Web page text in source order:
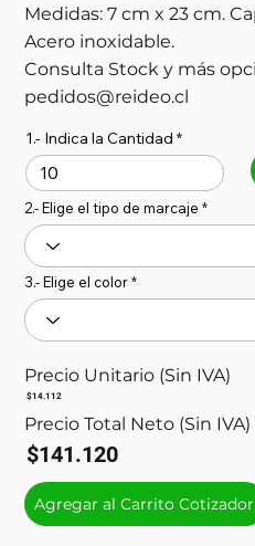
Medidas: 7 cm x 23 cm.
Acero inoxidable.
Consulta Stock y más
pedidos@reideo.cl
1.- Indica la Cantidad
2.- Elige el tipo de marcaje
3.- Elige el color
Precio Unitario (Sin IVA)
$14.112
Precio Total Neto (Sin IVA)
$141.120
Agregar al Carrito Cotizador